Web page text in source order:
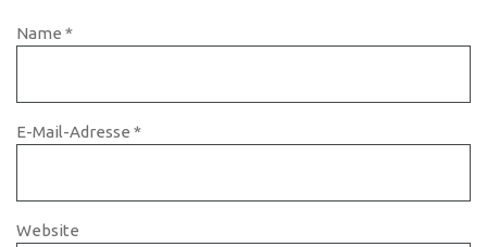
Name *
E-Mail-Adresse *
Website